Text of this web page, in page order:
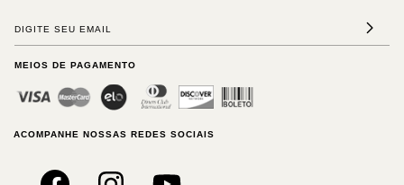
MEIOS DE PAGAMENTO
ACOMPANHE NOSSAS REDES SOCIAIS